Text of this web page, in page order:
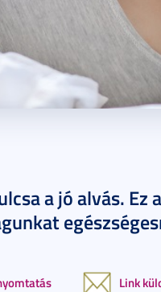
a jó alvás. Ez
Link